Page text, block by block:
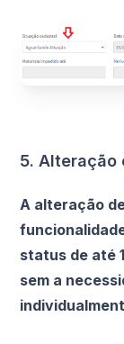
5. Alteração
A alteração
status de até
sem a